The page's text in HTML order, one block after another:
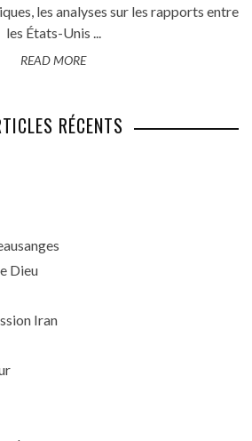
les analyses sur les rapports entre
les États-Unis ...
READ MORE
RÉCENTS
Dieu
Iran